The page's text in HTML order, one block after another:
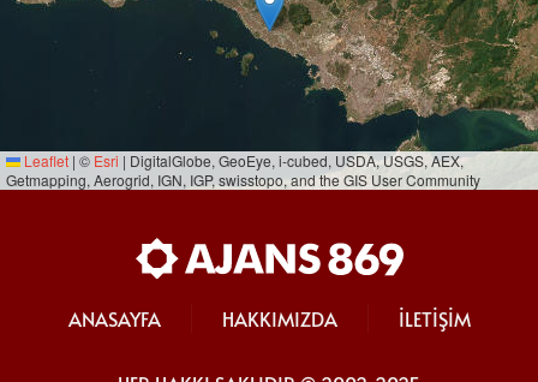
Leaflet | © Esri | DigitalGlobe, GeoEye, i-cubed, USDA, USGS, AEX,
Getmapping, Aerogrid, IGN, IGP, swisstopo, and the GIS User Community
ANASAYFA HAKKIMIZDA İLETİŞİM